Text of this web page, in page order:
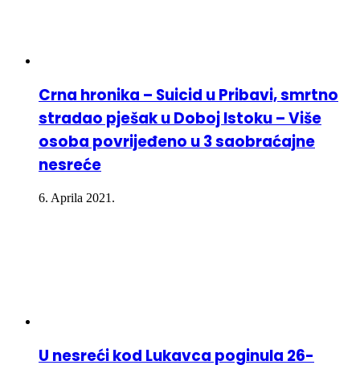
Crna hronika – Suicid u Pribavi, smrtno
stradao pješak u Doboj Istoku – Više
osoba povrijeđeno u 3 saobraćajne
nesreće
6. Aprila 2021.
U nesreći kod Lukavca poginula 26-